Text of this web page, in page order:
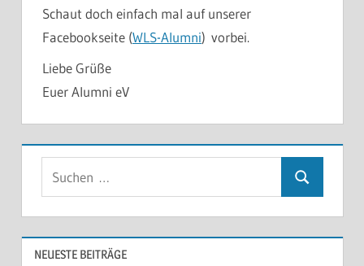
Schaut doch einfach mal auf unserer
Facebookseite (WLS-Alumni) vorbei.
Liebe Grüße
Euer Alumni eV
Suchen
NEUESTE BEITRÄGE